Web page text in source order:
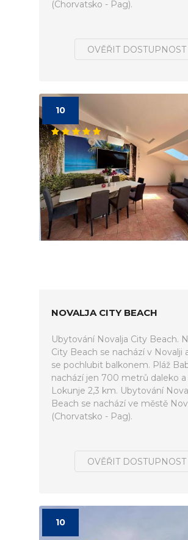
(Chorvatsko - Pag).
OVĚŘIT DOSTUPNOST
10
NOVALJA CITY BEACH
Ubytování Novalja City Beach.
City Beach se nachází v Novalji
se pochlubit balkonem. Pláž
nachází jen 700 metrů daleko a
Lokunje 2,3 km. Ubytování
Beach se nachází ve městě
(Chorvatsko - Pag).
OVĚŘIT DOSTUPNOST
10